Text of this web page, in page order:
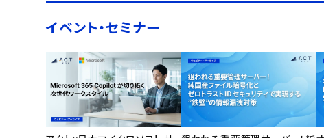
イベント・セミナー